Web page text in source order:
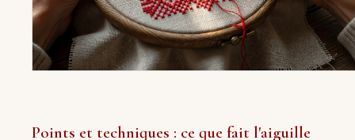
Points et techniques : ce que fait l'aiguille